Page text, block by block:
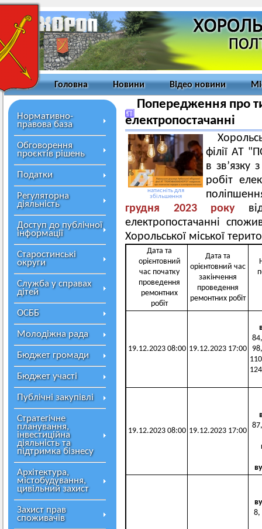
Головна Новини Відео новини
Нормативно-
правова база
Обговорення
проєктів рішень
Податки
Регуляторна
діяльність
Доступ до публічної
інформації
Старостинські
округи
Служба у справах
дітей
ОСББ
Молодіжна рада
Бюджет громади
Бюджет участі
Публічні закупівлі
Стратегічне
планування,
інвестиційна
діяльність та
підтримка бізнесу
Архітектура,
містобудування,
цивільний захист
Захист прав
споживачів
Попередження про
електропостачанні
натисніть для
збільшення
філії АТ
в зв’язку
робіт
грудня 2023року
електропостачанні
Хорольської міської
Дата та
орієнтовний
час початку
проведення
ремонтних
робіт
Дата та
орієнтовний час
закінчення
проведення
ремонтних робіт
19.12.2023 08:00 19.12.2023 17:00
19.12.2023 08:00 19.12.2023 17:00
8,